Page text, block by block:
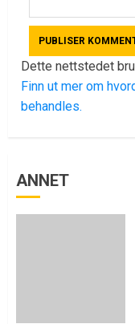
Dette nettstedet
Finn ut mer om
behandles.
ANNET